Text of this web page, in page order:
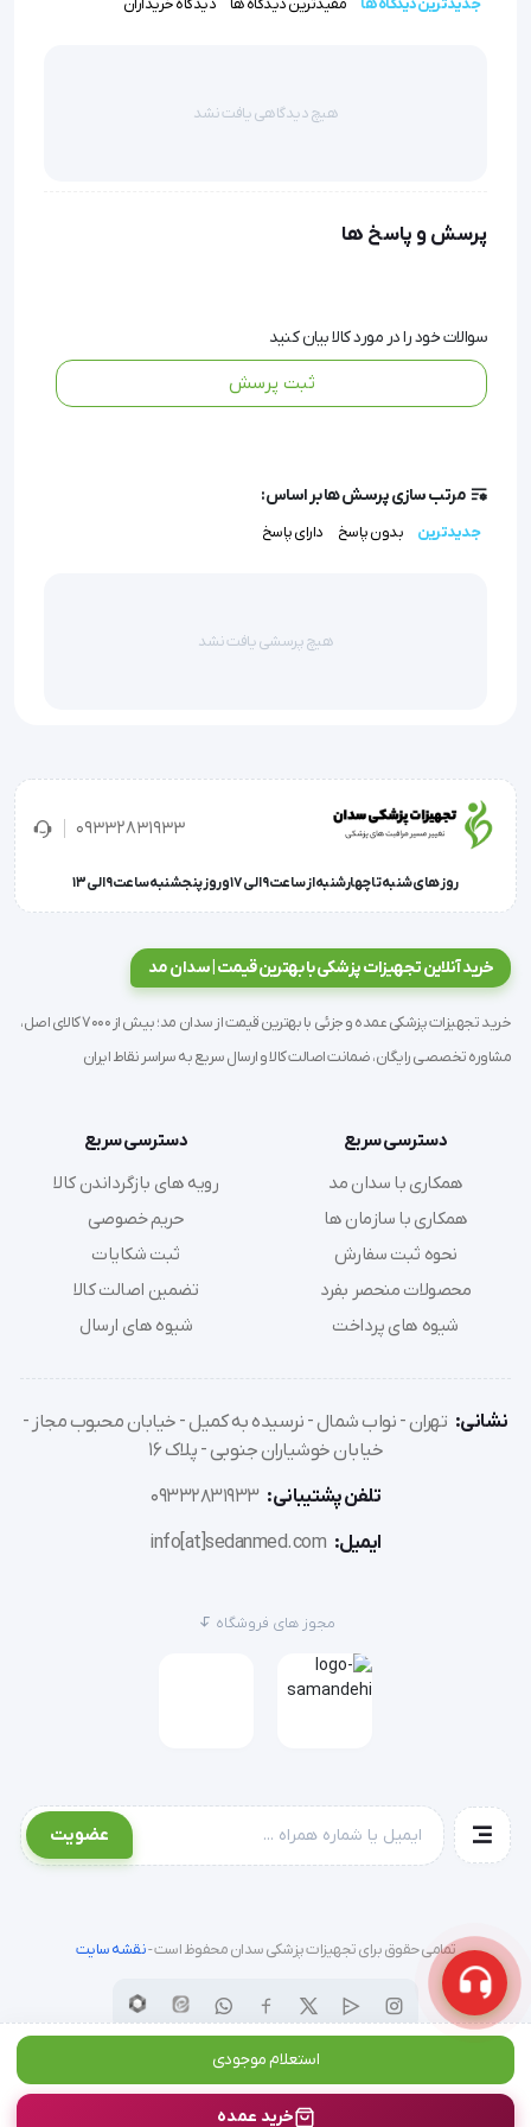
جدیدترین دیدگاه ها مفیدترین دیدگاه ها دیدگاه خریداران
هیچ دیدگاهی یافت نشد
پرسش و پاسخ ها
سوالات خود را در مورد کالا بیان کنید
ثبت پرسش
مرتب سازی پرسش ها بر اساس:
جدیدترین بدون پاسخ دارای پاسخ
هیچ پرسشی یافت نشد
استعلام موجودی
خرید عمده
09332831933
روز های شنبه تا چهارشنبه از ساعت 9 الی 17 و روز پنجشنبه ساعت 9 الی 13
خرید آنلاین تجهیزات پزشکی با بهترین قیمت | سدان مد
خرید تجهیزات پزشکی عمده و جزئی با بهترین قیمت از سدان مد؛ بیش از 7000 کالای اصل،
مشاوره تخصصی رایگان، ضمانت اصالت کالا و ارسال سریع به سراسر نقاط ایران
دسترسی سریع
همکاری با سدان مد
همکاری با سازمان ها
نحوه ثبت سفارش
محصولات منحصر بفرد
شیوه های پرداخت
دسترسی سریع
رویه های بازگرداندن کالا
حریم خصوصی
ثبت شکایات
تضمین اصالت کالا
شیوه های ارسال
نشانی: تهران - نواب شمال - نرسیده به کمیل - خیابان محبوب مجاز -
خیابان خوشیاران جنوبی - پلاک 16
تلفن پشتیبانی: 09332831933
ایمیل: info[at]sedanmed.com
مجوز های فروشگاه
عضویت
تمامی حقوق برای تجهیزات پزشکی سدان محفوظ است -نقشه سایت